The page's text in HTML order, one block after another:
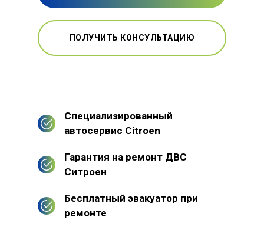
ПОЛУЧИТЬ КОНСУЛЬТАЦИЮ
Специализированный
автосервис Citroen
Гарантия на ремонт ДВС
Ситроен
Бесплатный эвакуатор при
ремонте